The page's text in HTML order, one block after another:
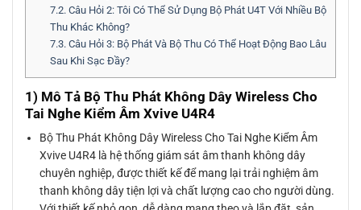
7.2. Câu Hỏi 2: Tôi Có Thể Sử Dụng Bộ Phát U4T Với Nhiều Bộ
Thu Khác Không?
7.3. Câu Hỏi 3: Bộ Phát Và Bộ Thu Có Thể Hoạt Động Bao Lâu
Sau Khi Sạc Đầy?
1) Mô Tả Bộ Thu Phát Không Dây Wireless Cho
Tai Nghe Kiểm Âm Xvive U4R4
Bộ Thu Phát Không Dây Wireless Cho Tai Nghe Kiểm Âm
Xvive U4R4 là hệ thống giám sát âm thanh không dây
chuyên nghiệp, được thiết kế để mang lại trải nghiệm âm
thanh không dây tiện lợi và chất lượng cao cho người dùng.